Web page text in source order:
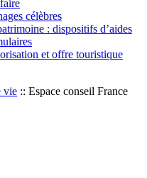
célèbres
: dispositifs d’aides
et offre touristique
vie :: Espace conseil France